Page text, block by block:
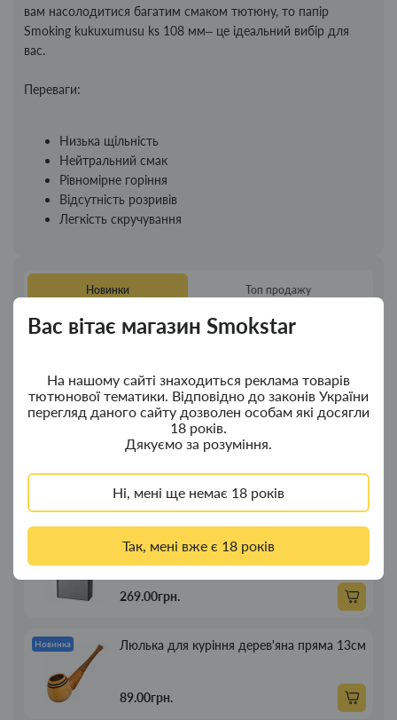
Вас вітає магазин Smokstar
На нашому сайті знаходиться реклама товарів
тютюнової тематики. Відповідно до законів України
перегляд даного сайту дозволен особам які досягли
18 років.
Дякуємо за розуміння.
Ні, мені ще немає 18 років
Так, мені вже є 18 років
вам насолодитися багатим смаком тютюну, то папір
Smoking kukuxumusu ks 108 мм– це ідеальний вибір для
вас.
Переваги:
Низька щільність
Нейтральний смак
Рівномірне горіння
Відсутність розривів
Легкість скручування
Новинки Топ продажу
380.00грн.
Ковпак для водного "Граната Ф1" - ковпак
350.00грн.
Портсигар для сигарет Focus із USB
запальничкою на 20 сиг
269.00грн.
Новинка Люлька для куріння дерев'яна пряма 13см
89.00грн.